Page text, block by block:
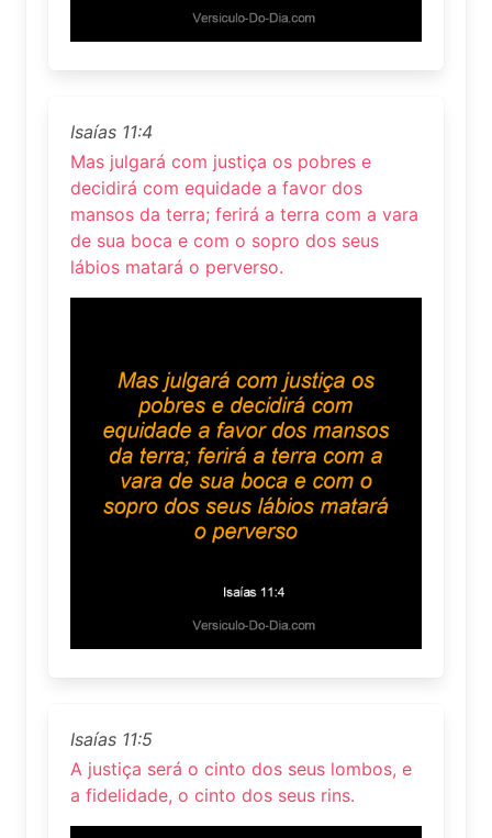
Isaías 11:4
Mas julgará com justiça os pobres e
decidirá com equidade a favor dos
mansos da terra; ferirá a terra com a vara
de sua boca e com o sopro dos seus
lábios matará o perverso.
Isaías 11:5
A justiça será o cinto dos seus lombos, e
a fidelidade, o cinto dos seus rins.